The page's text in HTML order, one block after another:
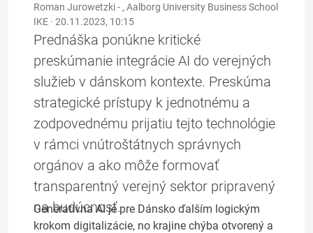
Roman Jurowetzki - , Aalborg University Business School
IKE · 20.11.2023, 10:15
Prednáška ponúkne kritické
preskúmanie integrácie AI do verejných
služieb v dánskom kontexte. Preskúma
strategické prístupy k jednotnému a
zodpovednému prijatiu tejto technológie
v rámci vnútroštátnych správnych
orgánov a ako môže formovať
transparentný verejný sektor pripravený
na budúcnosť.
Generatívna AI je pre Dánsko ďalším logickým
krokom digitalizácie, no krajine chýba otvorený a